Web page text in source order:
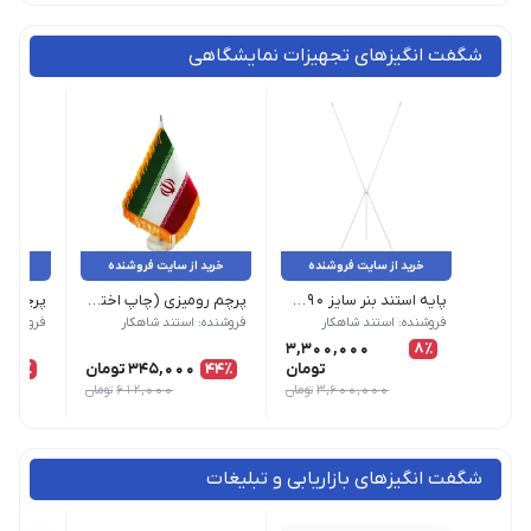
شگفت انگیزهای تجهیزات نمایشگاهی
خرید از سایت فروشنده
پایه استند بنر سایز 90×200 بسته 10 عددی
محصول بدون چاپ زمان تحویل: 1 روز کاری
فروشنده: استند شاهکار
8٪
3,300,000
تومان
3,600,000 تومان
خرید از سایت فروشنده
پرچم رومیزی (چاپ اختصاصی)
فروشنده: استند شاهکار
44٪ 345,000تومان
612,000 تومان
پرچم
37٪
شگفت انگیزهای بازاریابی و تبلیغات